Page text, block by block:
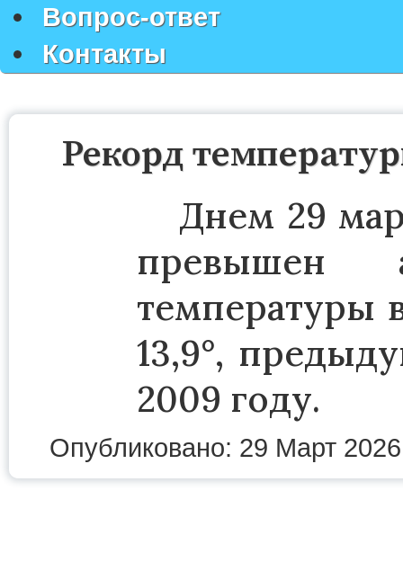
Вопрос-ответ
Контакты
Рекорд
Днем 29
превышен
температуры
13,9°,
2009 году.
Опубликовано: 29 Март 2026